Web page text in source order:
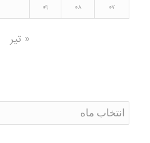
۰۷
۰۸ ۰۹
« تیر